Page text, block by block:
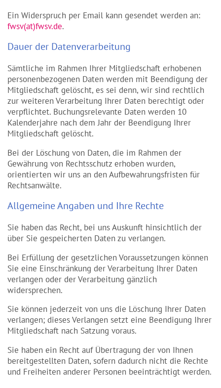
Ein Widerspruch per Email kann gesendet werden an:
fwsv(at)fwsv.de.
Dauer der Datenverarbeitung
Sämtliche im Rahmen Ihrer Mitgliedschaft erhobenen
personenbezogenen Daten werden mit Beendigung der
Mitgliedschaft gelöscht, es sei denn, wir sind rechtlich
zur weiteren Verarbeitung Ihrer Daten berechtigt oder
verpflichtet. Buchungsrelevante Daten werden 10
Kalenderjahre nach dem Jahr der Beendigung Ihrer
Mitgliedschaft gelöscht.
Bei der Löschung von Daten, die im Rahmen der
Gewährung von Rechtsschutz erhoben wurden,
orientierten wir uns an den Aufbewahrungsfristen für
Rechtsanwälte.
Allgemeine Angaben und Ihre Rechte
Sie haben das Recht, bei uns Auskunft hinsichtlich der
über Sie gespeicherten Daten zu verlangen.
Bei Erfüllung der gesetzlichen Voraussetzungen können
Sie eine Einschränkung der Verarbeitung Ihrer Daten
verlangen oder der Verarbeitung gänzlich
widersprechen.
Sie können jederzeit von uns die Löschung Ihrer Daten
verlangen; dieses Verlangen setzt eine Beendigung Ihrer
Mitgliedschaft nach Satzung voraus.
Sie haben ein Recht auf Übertragung der von Ihnen
bereitgestellten Daten, sofern dadurch nicht die Rechte
und Freiheiten anderer Personen beeinträchtigt werden.